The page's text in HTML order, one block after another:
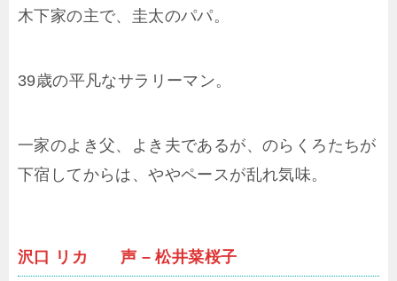
木下家の主で、圭太のパパ。
39歳の平凡なサラリーマン。
一家のよき父、よき夫であるが、のらくろたちが
下宿してからは、ややペースが乱れ気味。
沢口 リカ 声 – 松井菜桜子